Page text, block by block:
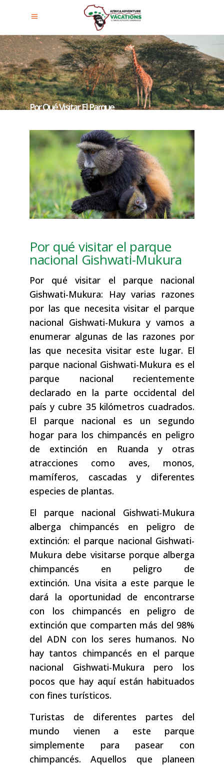
Por Qué Visitar El Parque
Nacional Gishwati-Mukura
Por qué visitar el parque
nacional Gishwati-Mukura
Por qué visitar el parque nacional
Gishwati-Mukura: Hay varias razones
por las que necesita visitar el parque
nacional Gishwati-Mukura y vamos a
enumerar algunas de las razones por
las que necesita visitar este lugar. El
parque nacional Gishwati-Mukura es el
parque nacional recientemente
declarado en la parte occidental del
país y cubre 35 kilómetros cuadrados.
El parque nacional es un segundo
hogar para los chimpancés en peligro
de extinción en Ruanda y otras
atracciones como aves, monos,
mamíferos, cascadas y diferentes
especies de plantas.
El parque nacional Gishwati-Mukura
alberga chimpancés en peligro de
extinción: el parque nacional Gishwati-
Mukura debe visitarse porque alberga
chimpancés en peligro de
extinción. Una visita a este parque le
dará la oportunidad de encontrarse
con los chimpancés en peligro de
extinción que comparten más del 98%
del ADN con los seres humanos. No
hay tantos chimpancés en el parque
nacional Gishwati-Mukura pero los
pocos que hay aquí están habituados
con fines turísticos.
Turistas de diferentes partes del
mundo vienen a este parque
simplemente para pasear con
chimpancés. Aquellos que planeen